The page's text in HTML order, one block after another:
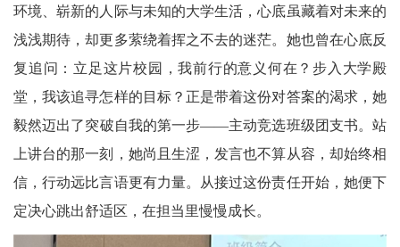
环境、崭新的人际与未知的大学生活，心底虽藏着对未来的
浅浅期待，却更多萦绕着挥之不去的迷茫。她也曾在心底反
复追问：立足这片校园，我前行的意义何在？步入大学殿
堂，我该追寻怎样的目标？正是带着这份对答案的渴求，她
毅然迈出了突破自我的第一步——主动竞选班级团支书。站
上讲台的那一刻，她尚且生涩，发言也不算从容，却始终相
信，行动远比言语更有力量。从接过这份责任开始，她便下
定决心跳出舒适区，在担当里慢慢成长。